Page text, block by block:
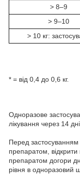
> 8–9
> 9–10
> 10 кг:
* = від 0,4 до 0,6 кг.
Одноразове
лікування через 14
Перед
препаратом,
препаратом догори
рівня в одноразовий